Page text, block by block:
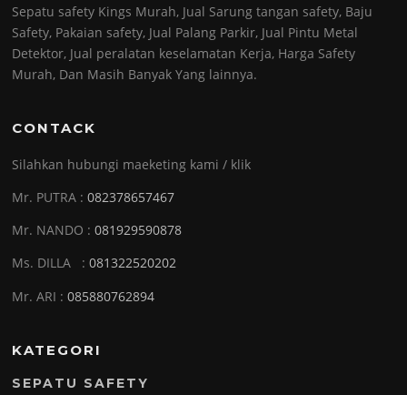
Sepatu safety Kings Murah, Jual Sarung tangan safety, Baju
Safety, Pakaian safety, Jual Palang Parkir, Jual Pintu Metal
Detektor, Jual peralatan keselamatan Kerja, Harga Safety
Murah, Dan Masih Banyak Yang lainnya.
CONTACK
Silahkan hubungi maeketing kami / klik
Mr. PUTRA :082378657467
Mr. NANDO :081929590878
Ms. DILLA :081322520202
Mr. ARI :085880762894
KATEGORI
SEPATU SAFETY